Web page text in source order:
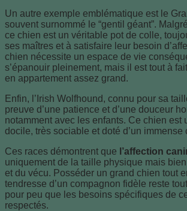
Un autre exemple emblématique est le
souvent surnommé le “gentil géant”.
ce chien est un véritable pot de colle,
ses maîtres et à satisfaire leur besoin
chien nécessite un espace de vie
s’épanouir pleinement, mais il est tout à
en appartement assez grand.
Enfin, l’Irish Wolfhound, connu pour sa
preuve d’une patience et d’une douceur
notamment avec les enfants. Ce chien est
docile, très sociable et doté d’un immense
Ces races démontrent que l’affection
uniquement de la taille physique mais
et du vécu. Posséder un grand chien tout
tendresse d’un compagnon fidèle reste
pour peu que les besoins spécifiques de
respectés.